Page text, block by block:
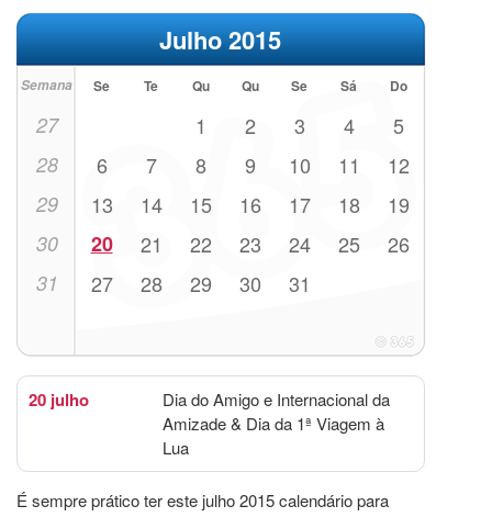
Julho 2015
Semana Se Te Qu Qu Se Sá Do
27 1 2 3 4 5
28 6 7 8 9 10 11 12
29 13 14 15 16 17 18 19
30 20 21 22 23 24 25 26
31 27 28 29 30 31
20 julho
Dia do Amigo e Internacional da
Amizade & Dia da 1ª Viagem à
Lua
É sempre prático ter este julho 2015 calendário para